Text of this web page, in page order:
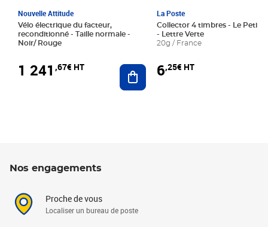
Nouvelle Attitude
Vélo électrique du facteur,
reconditionné - Taille normale -
Noir/ Rouge
1 241 ,67€ HT Ajouter au panier
La Poste
Collector 4 timbres - Le Petit
- Lettre Verte
20g / France
6,25€ HT
Nos engagements
Proche de vous
Localiser un bureau de poste